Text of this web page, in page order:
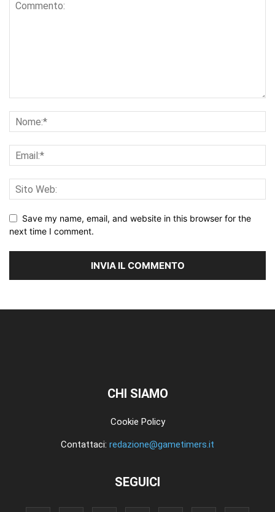
Save my name, email, and website in this browser for the
next time I comment.
CHI SIAMO
Cookie Policy
Contattaci: redazione@gametimers.it
SEGUICI